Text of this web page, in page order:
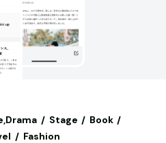
Stage
Book
Fashion